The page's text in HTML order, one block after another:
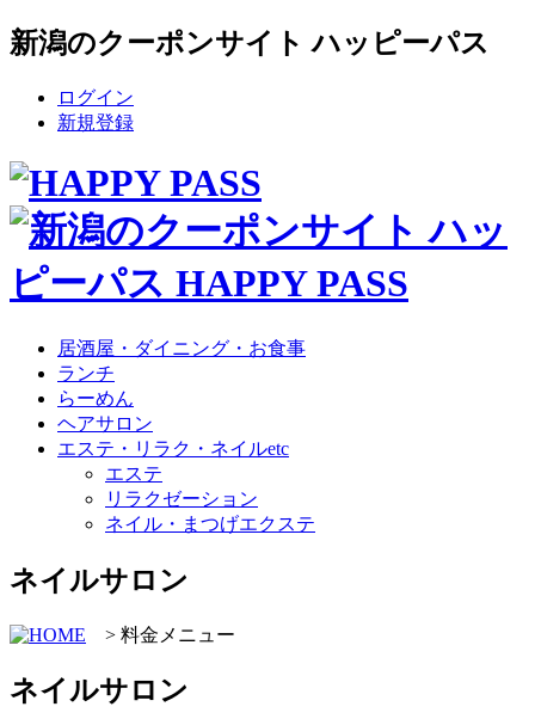
新潟のクーポンサイト ハッピーパス
ログイン
新規登録
居酒屋・ダイニング・お食事
ランチ
らーめん
ヘアサロン
エステ・リラク・ネイルetc
エステ
リラクゼーション
ネイル・まつげエクステ
ネイルサロン
> 料金メニュー
ネイルサロン